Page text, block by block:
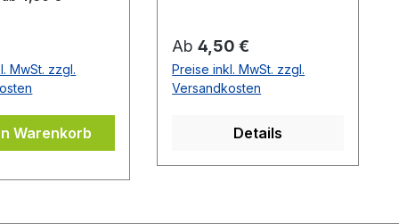
Preis:
MwSt. zzgl.
Warenkorb
Regulärer Preis:
Ab4,50 €
Preise inkl. MwSt. zzgl.
Versandkosten
Details